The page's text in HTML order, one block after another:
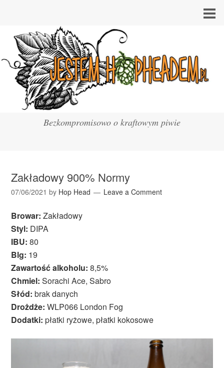
Bezkompromisowo o kraftowym piwie
Zakładowy 900% Normy
07/06/2021 by Hop Head Leave a Comment
Browar: Zakładowy
Styl: DIPA
IBU: 80
Blg: 19
Zawartość alkoholu: 8,5%
Chmiel: Sorachi Ace, Sabro
Słód: brak danych
Drożdże: WLP066 London Fog
Dodatki: płatki ryżowe, płatki kokosowe